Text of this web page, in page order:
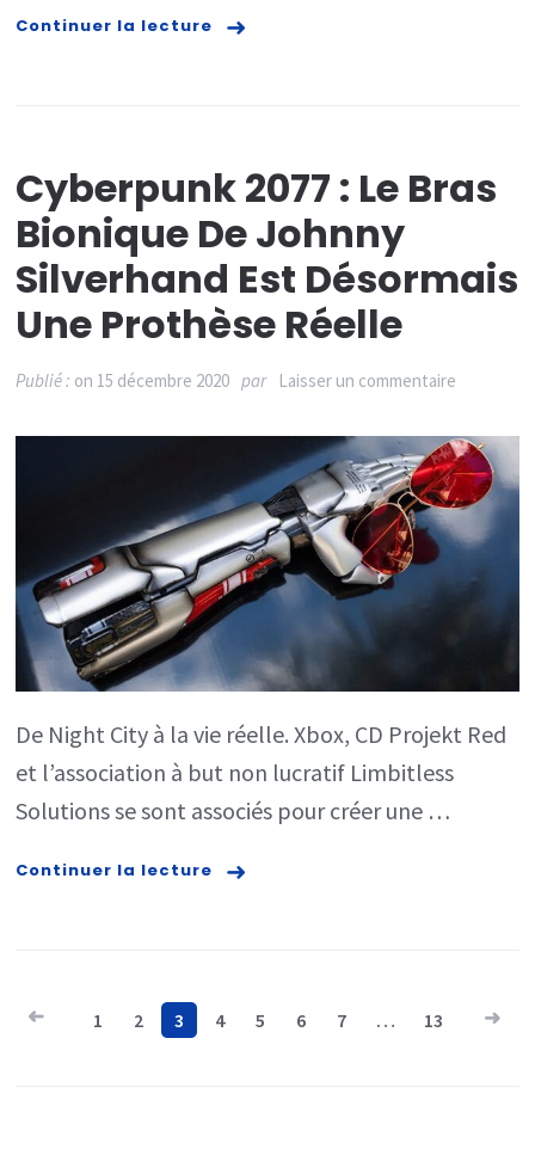
Continuer la lecture
Cyberpunk 2077 : Le Bras
Bionique De Johnny
Silverhand Est Désormais
Une Prothèse Réelle
Publié : on 15 décembre 2020 par Laisser un commentaire
2077
:
le
bras
Silverhand
De Night City à la vie réelle. Xbox, CD Projekt Red
et l’association à but non lucratif Limbitless
Solutions se sont associés pour créer une …
Continuer la lecture
Navigation
1 2 3 4 5 6 7 … 13